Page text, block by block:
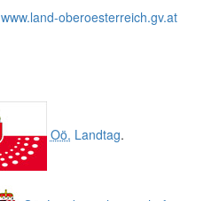
www.land-oberoesterreich.gv.at
Oö. Landtag.